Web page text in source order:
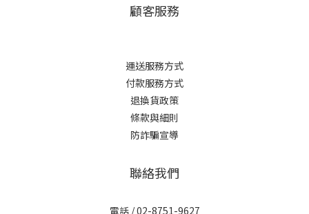
顧客服務
運送服務方式
付款服務方式
退換貨政策
條款與細則
防詐騙宣導
聯絡我們
電話 / 02-8751-9627